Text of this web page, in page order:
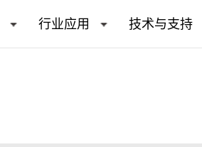
行业应用 技术与支持